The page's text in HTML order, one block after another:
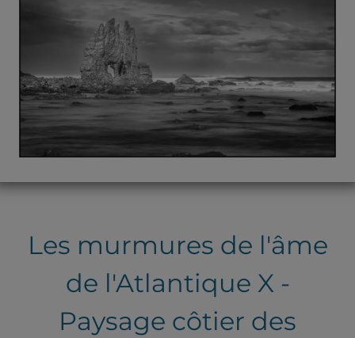
Les murmures de l'âme
de l'Atlantique X -
Paysage côtier des